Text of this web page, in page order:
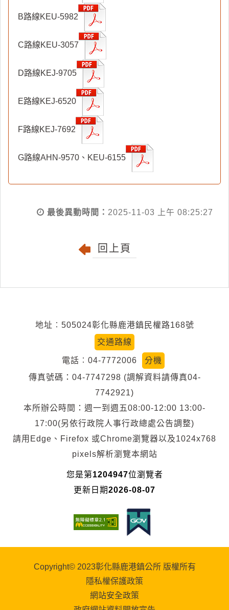
B路線KEU-5982
C路線KEU-3057
D路線KEJ-9705
E路線KEJ-6520
F路線KEJ-7692
G路線AHN-9570、KEU-6155
最後異動時間： 2025-11-03 上午 08:25:27
回上頁
地址︰505024彰化縣鹿港鎮民權路168號
交通路線
電話︰04-7772006
分機
傳真號碼：04-7747298 (調解資料請傳真04-
7742921)
本所辦公時間：週一到週五08:00-12:00 13:00-
17:00(另依行政院人事行政總處公告調整)
請用Edge、Firefox 或Chrome瀏覽器以及1024x768
pixels解析瀏覽本網站
您是第1204947位瀏覽者
更新日期2026-08-07
Copyright© 2023彰化縣鹿港鎮公所 版權所有
隱私權保護政策
網站安全政策